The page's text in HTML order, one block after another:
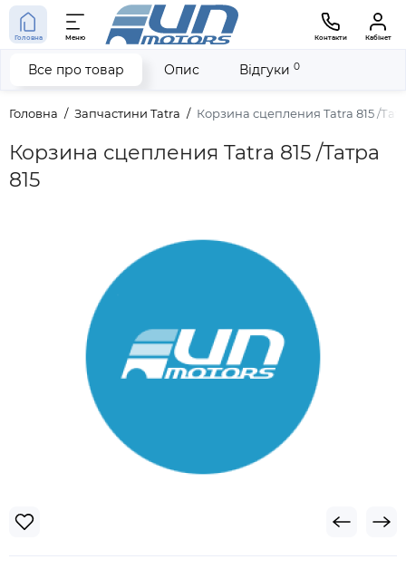
Головна Меню Контакти Кабінет
Головна Запчастини Tatra Корзина сцепления Tatra 815 /
Корзина сцепления Tatra 815 /Татра
815
Все про товар Опис Відгуки 0